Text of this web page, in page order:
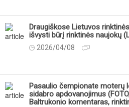
Draugiškose Lietuvos
išvysti būrį rinktinės naujokų
2026/04/08
Pasaulio čempionate moterų
sidabro apdovanojimus
Baltrukonio komentaras,